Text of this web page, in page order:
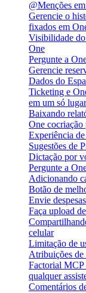
@Menções
Gerencie o
fixados em
Visibilidade
One
Pergunte a
Gerencie
Dados do
Ticketing e
em um só lugar
Baixando
One cocriação
Experiência
Sugestões de
Dictação por
Pergunte a
Adicionando
Botão de
Envie
Faça upload
celular
Limitação de
Atribuições de
Factorial
qualquer
Comentários